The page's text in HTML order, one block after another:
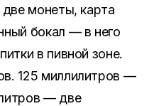
монеты, карта
бокал — в него
в пивной зоне.
125 миллилитров —
— две